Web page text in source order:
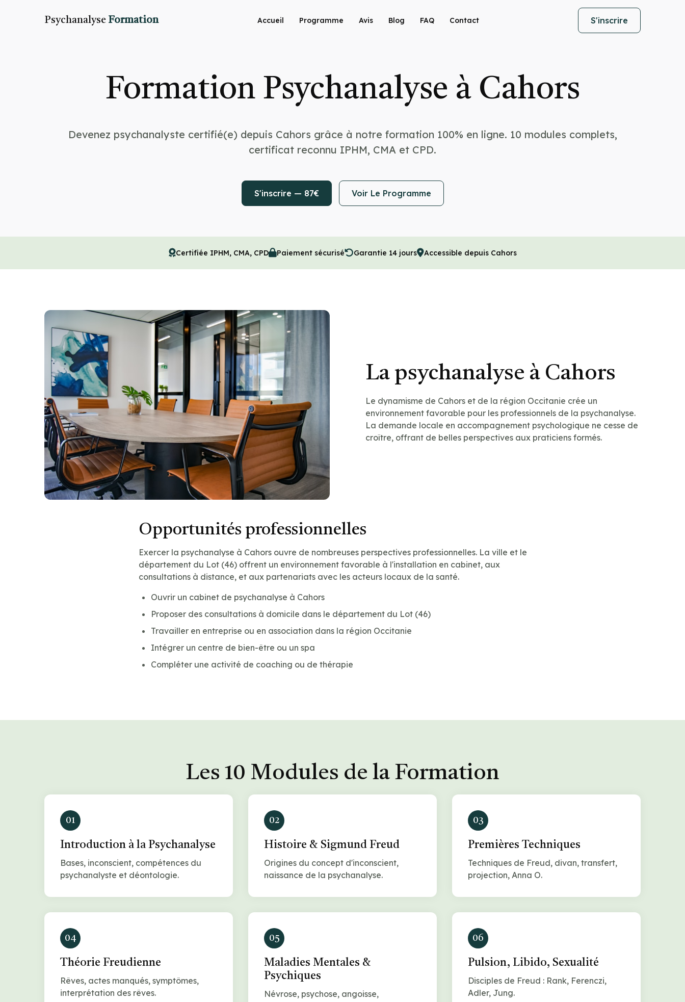
Psychanalyse Formation Accueil Programme Avis Blog FAQ Contact S'inscrire
Formation Psychanalyse à Cahors
Devenez psychanalyste certifié(e) depuis Cahors grâce à notre formation 100% en ligne. 10 modules complets,
certificat reconnu IPHM, CMA et CPD.
S'inscrire — 87€ Voir Le Programme
Certifiée IPHM, CMA, CPD Paiement sécurisé Garantie 14 jours Accessible depuis Cahors
La psychanalyse à Cahors
Le dynamisme de Cahors et de la région Occitanie crée un
environnement favorable pour les professionnels de la psychanalyse.
La demande locale en accompagnement psychologique ne cesse de
croître, offrant de belles perspectives aux praticiens formés.
Opportunités professionnelles
Exercer la psychanalyse à Cahors ouvre de nombreuses perspectives professionnelles. La ville et le
département du Lot (46) offrent un environnement favorable à l'installation en cabinet, aux
consultations à distance, et aux partenariats avec les acteurs locaux de la santé.
Ouvrir un cabinet de psychanalyse à Cahors
Proposer des consultations à domicile dans le département du Lot (46)
Travailler en entreprise ou en association dans la région Occitanie
Intégrer un centre de bien-être ou un spa
Compléter une activité de coaching ou de thérapie
Les 10 Modules de la Formation
01
Introduction à la Psychanalyse
Bases, inconscient, compétences du
psychanalyste et déontologie.
02
Histoire & Sigmund Freud
Origines du concept d'inconscient,
naissance de la psychanalyse.
03
Premières Techniques
Techniques de Freud, divan, transfert,
projection, Anna O.
04
Théorie Freudienne
Rêves, actes manqués, symptômes,
interprétation des rêves.
05
Maladies Mentales &
Psychiques
Névrose, psychose, angoisse,
06
Pulsion, Libido, Sexualité
Disciples de Freud : Rank, Ferenczi,
Adler, Jung.